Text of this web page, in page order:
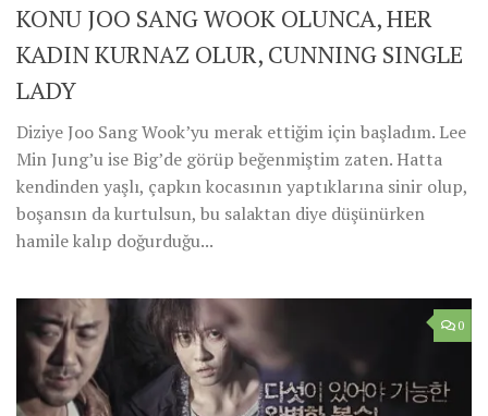
KONU JOO SANG WOOK OLUNCA, HER
KADIN KURNAZ OLUR, CUNNING SINGLE
LADY
Diziye Joo Sang Wook’yu merak ettiğim için başladım. Lee
Min Jung’u ise Big’de görüp beğenmiştim zaten. Hatta
kendinden yaşlı, çapkın kocasının yaptıklarına sinir olup,
boşansın da kurtulsun, bu salaktan diye düşünürken
hamile kalıp doğurduğu...
0